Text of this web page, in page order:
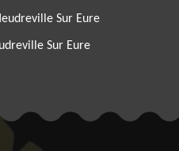
Sur Eure
Sur Eure